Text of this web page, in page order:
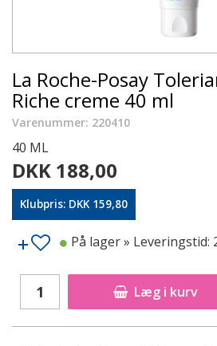
La Roche-Posay
Riche creme 40 ml
Varenummer: 220410
40 ML
DKK 188,00
Klubpris: DKK 159,80
Læg i kurv
På lager» Leveringstid: